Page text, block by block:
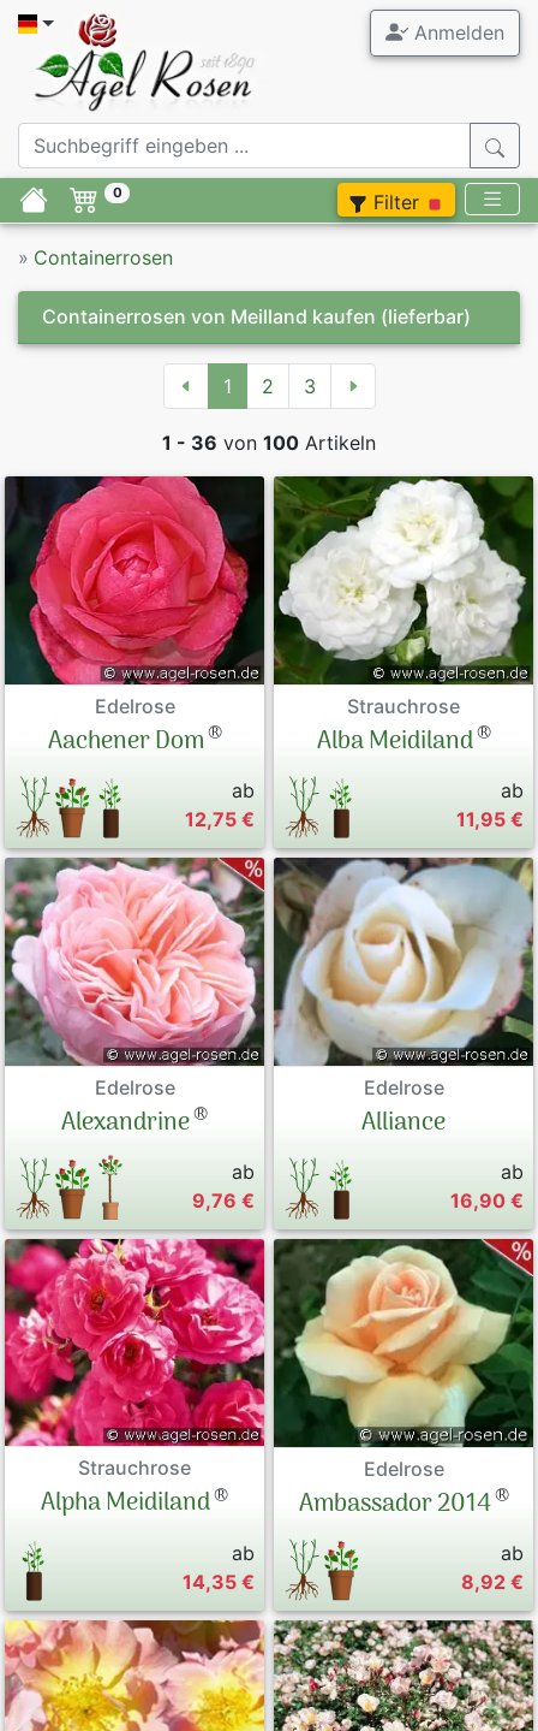
Anmelden
0 Filter
» Containerrosen
Containerrosen von Meilland kaufen (lieferbar)
1 2 3
1 - 36 von 100 Artikeln
Edelrose
Aachener Dom®
ab
12,75 €
Strauchrose
Alba Meidiland®
ab
11,95 €
Edelrose
Alexandrine®
ab
9,76 €
Edelrose
Alliance
ab
16,90 €
Strauchrose
Alpha Meidiland®
ab
14,35 €
Edelrose
Ambassador 2014®
ab
8,92 €